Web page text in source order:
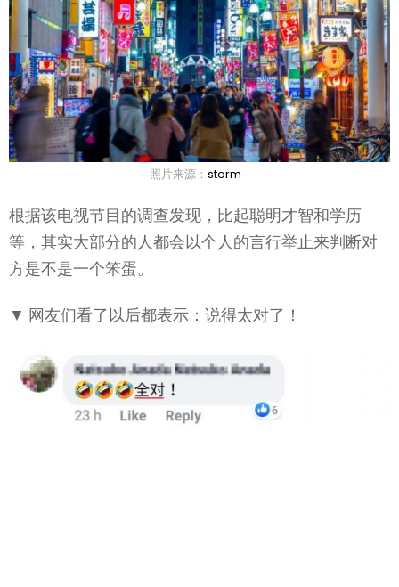
照片来源： storm
根据该电视节目的调查发现，比起聪明才智和学历
等，其实大部分的人都会以个人的言行举止来判断对
方是不是一个笨蛋。
▼ 网友们看了以后都表示：说得太对了！